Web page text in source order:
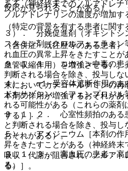
ある（神経終末でのノルアドレナ
ノルアドレナリンの濃度が増加す
３）． 分娩促進剤（オキシトシ
スタミン剤（クロルフェニラミン
れ血圧の異常上昇をきたすことが
血管収縮作用）を増強させる）］
４）． α１−受容体遮断作用のあ
ドキサゾシン、イフェンプロジル
れる可能性がある（これらの薬剤
する）］。
５）． アメジニウム［本剤の作
昇をきたすことがある（神経終
吸収・代謝が阻害され、ノルア
る）］。
反応が見られることがある）。
（特定の背景を有する患者に関す
（合併症・既往歴等のある患者）
９．１．１． コカイン中毒の患
判断される場合を除き、投与し
末においてカテコールアミンの再
本剤の作用が増強するおそれがあ
９．１．２． 心室性頻拍のある
と判断される場合を除き、投与し
おそれがある）。
９．１．３． 高血圧の患者：高
る。